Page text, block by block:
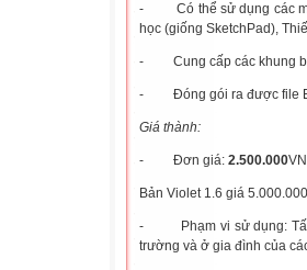
-
Có thể sử dụng các
học (giống SketchPad),
- Cung cấp các khung
- Đóng gói ra được file
Giá thành:
- Đơn giá: 2.500.000
Bản Violet 1.6 giá
- Phạm vi sử dụng:
trường và ở gia đình của